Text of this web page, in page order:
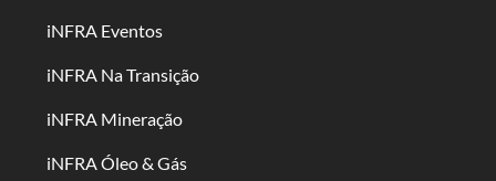
iNFRA Eventos
iNFRA Na Transição
iNFRA Mineração
iNFRA Óleo & Gás